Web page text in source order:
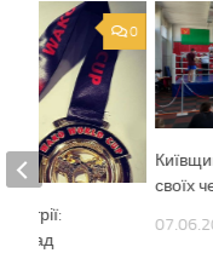
своїх
0
склад